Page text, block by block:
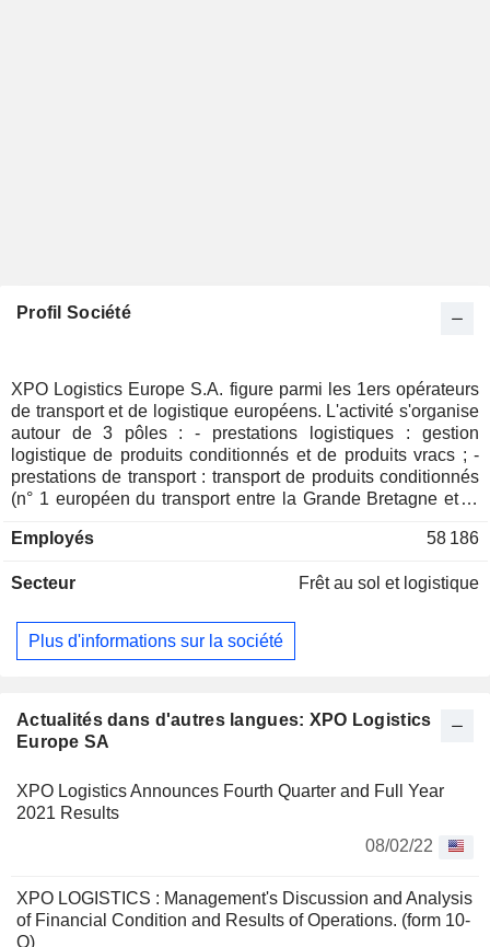
Actualités dans d'autres langues: XPO Logistics
Europe SA
XPO Logistics Announces Fourth Quarter and Full Year
2021 Results
08/02/22
XPO LOGISTICS : Management's Discussion and Analysis
of Financial Condition and Results of Operations. (form 10-
Q)
Profil Société
XPO Logistics Europe S.A. figure parmi les 1ers opérateurs
de transport et de logistique européens. L'activité s'organise
autour de 3 pôles : - prestations logistiques : gestion
logistique de produits conditionnés et de produits vracs ; -
prestations de transport : transport de produits conditionnés
(n° 1 européen du transport entre la Grande Bretagne et le
volumineux), de produits vracs (essentiellement produits
hydrocarbures, produits vracs en benne) et de produits sous
fruits et légumes primeurs en Europe) ; - prestations de
commission de transport international. A fin 2020, le groupe
Royaume Uni (31%), Espagne (12,6%), Etats-Unis (9,7%) et
autres (20,2%).
Employés 58 186
Secteur Frêt au sol et logistique
Plus d'informations sur la société